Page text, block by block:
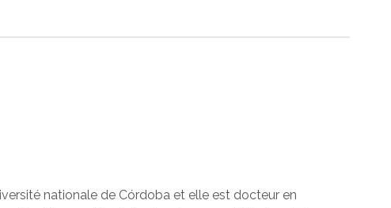
nationale de Córdoba et elle est docteur en